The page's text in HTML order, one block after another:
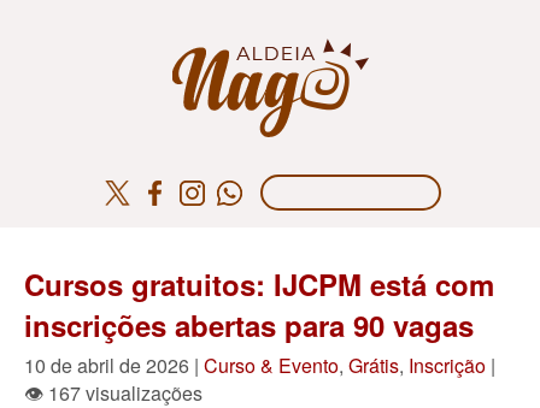
Cursos gratuitos: IJCPM está com
inscrições abertas para 90 vagas
10 de abril de 2026 | Curso & Evento, Grátis, Inscrição |
👁 167 visualizações